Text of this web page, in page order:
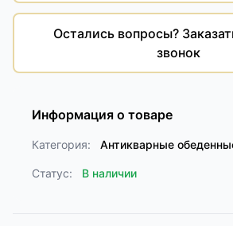
Остались вопросы?
звонок
Информация о товаре
Категория: Антикварные
Статус: В наличии